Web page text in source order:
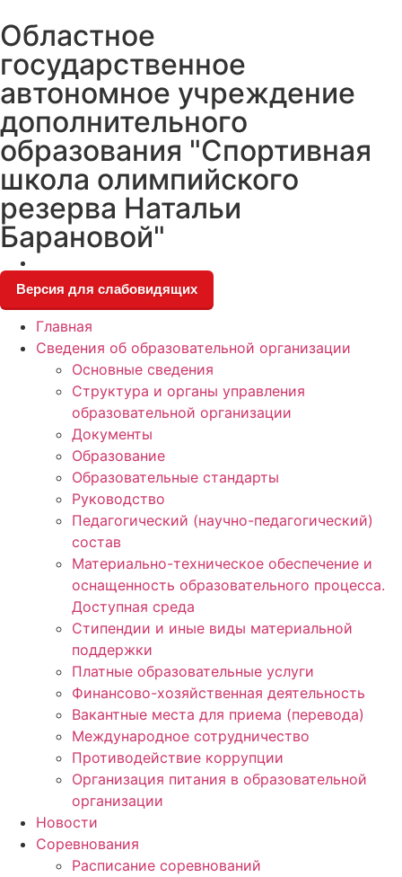
to
Областное
государственное
автономное учреждение
дополнительного
образования "Спортивная
школа олимпийского
резерва Натальи
Барановой"
Версия для слабовидящих
Главная
Сведения об образовательной организации
Основные сведения
Структура и органы управления
образовательной организации
Документы
Образование
Образовательные стандарты
Руководство
Педагогический (научно-педагогический)
состав
Материально-техническое обеспечение и
оснащенность образовательного процесса.
Доступная среда
Стипендии и иные виды материальной
поддержки
Платные образовательные услуги
Финансово-хозяйственная деятельность
Вакантные места для приема (перевода)
Международное сотрудничество
Противодействие коррупции
Организация питания в образовательной
организации
Новости
Соревнования
Расписание соревнований